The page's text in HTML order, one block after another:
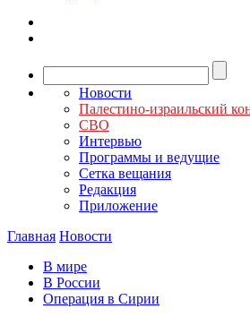
Новости
Палестино-израильский
СВО
Интервью
Программы и ведущие
Сетка вещания
Редакция
Приложение
Главная Новости
В мире
В России
Операция в Сирии